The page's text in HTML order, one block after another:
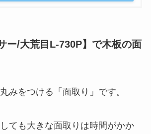
ー/大荒目L-730P】で木板の面
みをつける「面取り」です。
ても大きな面取りは時間がかか